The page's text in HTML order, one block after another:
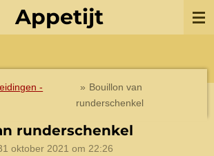
Appetijt
-
» Bouillon van
runderschenkel
runderschenkel
oktober 2021 om 22:26